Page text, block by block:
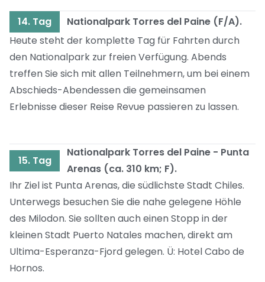
14. Tag
Nationalpark Torres del Paine (F/A).
Heute steht der komplette Tag für Fahrten durch
den Nationalpark zur freien Verfügung. Abends
treffen Sie sich mit allen Teilnehmern, um bei einem
Abschieds-Abendessen die gemeinsamen
Erlebnisse dieser Reise Revue passieren zu lassen.
15. Tag
Nationalpark Torres del Paine - Punta
Arenas (ca. 310 km; F).
Ihr Ziel ist Punta Arenas, die südlichste Stadt Chiles.
Unterwegs besuchen Sie die nahe gelegene Höhle
des Milodon. Sie sollten auch einen Stopp in der
kleinen Stadt Puerto Natales machen, direkt am
Ultima-Esperanza-Fjord gelegen. Ü: Hotel Cabo de
Hornos.